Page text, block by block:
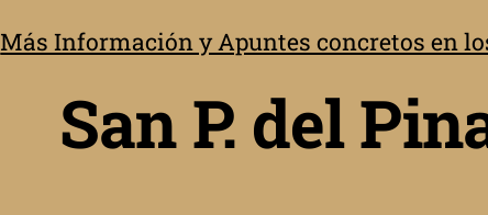
Más Información y Apuntes concretos en
San P. del